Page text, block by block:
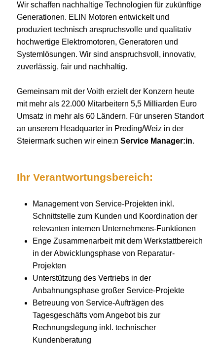
Wir schaffen nachhaltige Technologien für zukünftige
Generationen. ELIN Motoren entwickelt und
produziert technisch anspruchsvolle und qualitativ
hochwertige Elektromotoren, Generatoren und
Systemlösungen. Wir sind anspruchsvoll, innovativ,
zuverlässig, fair und nachhaltig.
Gemeinsam mit der Voith erzielt der Konzern heute
mit mehr als 22.000 Mitarbeitern 5,5 Milliarden Euro
Umsatz in mehr als 60 Ländern. Für unseren Standort
an unserem Headquarter in Preding/Weiz in der
Steiermark suchen wir eine:n Service Manager:in.
Ihr Verantwortungsbereich:
Management von Service-Projekten inkl.
Schnittstelle zum Kunden und Koordination der
relevanten internen Unternehmens-Funktionen
Enge Zusammenarbeit mit dem Werkstattbereich
in der Abwicklungsphase von Reparatur-
Projekten
Unterstützung des Vertriebs in der
Anbahnungsphase großer Service-Projekte
Betreuung von Service-Aufträgen des
Tagesgeschäfts vom Angebot bis zur
Rechnungslegung inkl. technischer
Kundenberatung